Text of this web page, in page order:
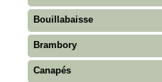
Bouillabaisse
Brambory
Canapés